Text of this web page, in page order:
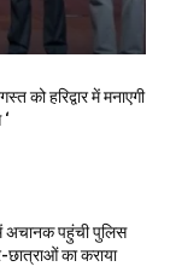
को हरिद्वार में मनाएगी
पहुंची पुलिस
छात्राओं का कराया